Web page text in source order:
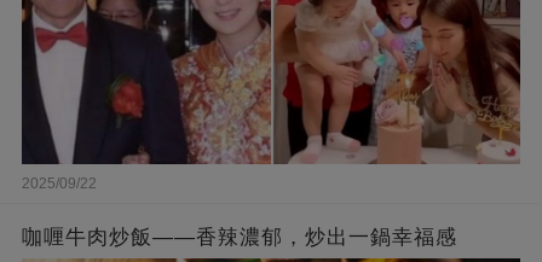
2025/09/22
咖喱牛肉炒飯——香辣濃郁，炒出一鍋幸福感